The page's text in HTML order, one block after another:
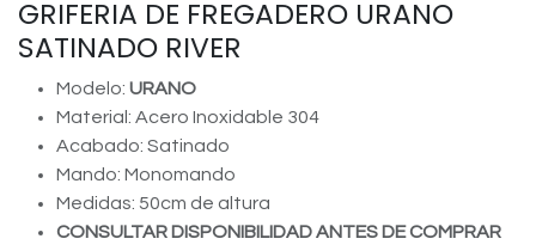
GRIFERIA DE FREGADERO URANO
SATINADO RIVER
Modelo: URANO
Material: Acero Inoxidable 304
Acabado: Satinado
Mando: Monomando
Medidas: 50cm de altura
CONSULTAR DISPONIBILIDAD ANTES DE COMPRAR